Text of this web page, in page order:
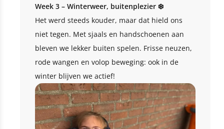
Week 3 – Winterweer, buitenplezier ❄️
Het werd steeds kouder, maar dat hield ons
niet tegen. Met sjaals en handschoenen aan
bleven we lekker buiten spelen. Frisse neuzen,
rode wangen en volop beweging: ook in de
winter blijven we actief!